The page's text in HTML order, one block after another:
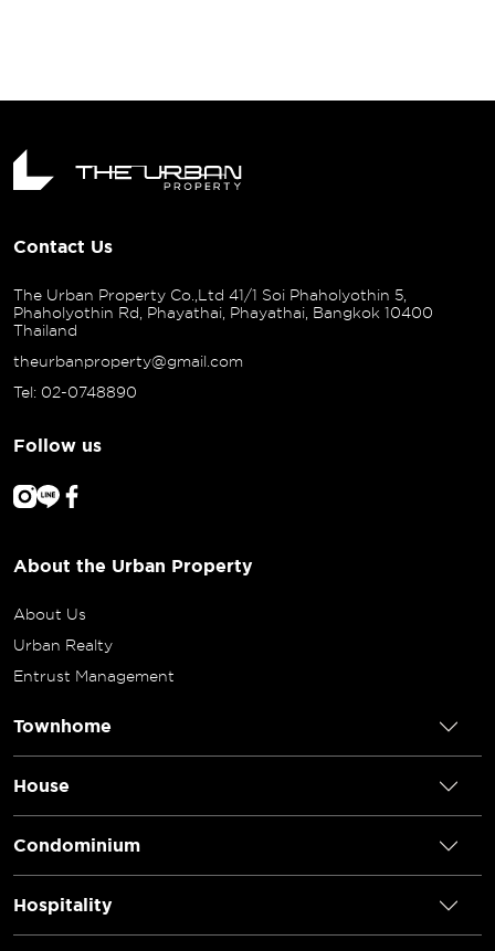
ด้วยช่องแสง Skylight ภายในโถงบ้าน
Contact Us
The Urban Property Co.,Ltd 41/1 Soi Phaholyothin 5,
Phaholyothin Rd, Phayathai, Phayathai, Bangkok 10400
Thailand
theurbanproperty@gmail.com
Tel: 02-0748890
Follow us
About the Urban Property
About Us
Urban Realty
Entrust Management
Townhome
House
Condominium
Hospitality